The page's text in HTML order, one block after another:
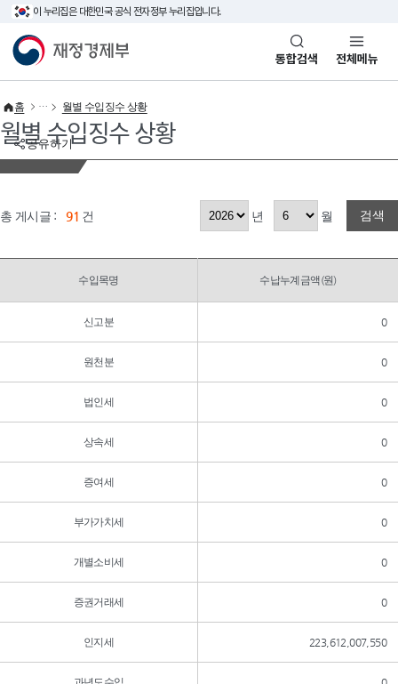
이 누리집은 대한민국 공식 전자정부 누리집입니다.
재정경제부(www.mofe.go.kr)통합검색 전체메뉴
공유하기
홈 월별 수입징수 상황
월별 수입징수 상황
총 게시글 : 91 건 년 월 검색
수입목명 수납누계금액(원)
신고분 0
원천분 0
법인세 0
상속세 0
증여세 0
부가가치세 0
개별소비세 0
증권거래세 0
인지세 223,612,007,550